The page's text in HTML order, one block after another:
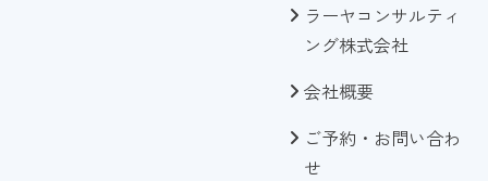
ラーヤコンサルティ
ング株式会社
会社概要
ご予約・お問い合わ
せ